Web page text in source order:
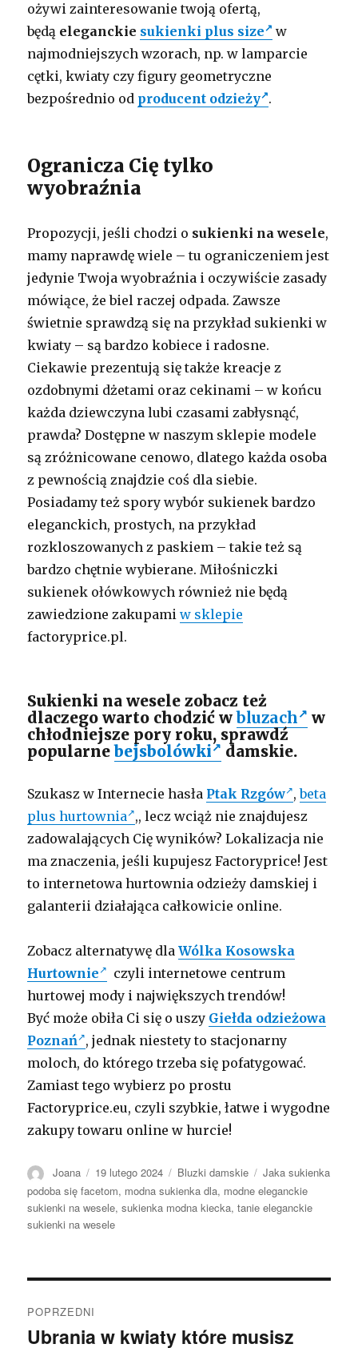
ożywi zainteresowanie twoją ofertą,
będą eleganckie sukienki plus size
w
najmodniejszych wzorach, np. w lamparcie
cętki, kwiaty czy figury geometryczne
bezpośrednio od producent odzieży .
Ogranicza Cię tylko
wyobraźnia
Propozycji, jeśli chodzi o sukienki na wesele,
mamy naprawdę wiele – tu ograniczeniem jest
jedynie Twoja wyobraźnia i oczywiście zasady
mówiące, że biel raczej odpada. Zawsze
świetnie sprawdzą się na przykład sukienki w
kwiaty – są bardzo kobiece i radosne.
Ciekawie prezentują się także kreacje z
ozdobnymi dżetami oraz cekinami – w końcu
każda dziewczyna lubi czasami zabłysnąć,
prawda? Dostępne w naszym sklepie modele
są zróżnicowane cenowo, dlatego każda osoba
z pewnością znajdzie coś dla siebie.
Posiadamy też spory wybór sukienek bardzo
eleganckich, prostych, na przykład
rozkloszowanych z paskiem – takie też są
bardzo chętnie wybierane. Miłośniczki
sukienek ołówkowych również nie będą
zawiedzione zakupamiw sklepie
factoryprice.pl.
Sukienki na wesele zobacz też
dlaczego warto chodzić wbluzach
w
chłodniejsze pory roku, sprawdź
popularnebejsbolówki damskie.
Szukasz w Internecie hasła Ptak Rzgów ,beta
plus hurtownia ,, lecz wciąż nie znajdujesz
zadowalających Cię wyników? Lokalizacja nie
ma znaczenia, jeśli kupujesz Factoryprice! Jest
to internetowa hurtownia odzieży damskiej i
galanterii działająca całkowicie online.
Zobacz alternatywę dlaWólka Kosowska
Hurtownie
czyli internetowe centrum
hurtowej mody i największych trendów!
Być może obiła Ci się o uszy Giełda odzieżowa
Poznań , jednak niestety to stacjonarny
moloch, do którego trzeba się pofatygować.
Zamiast tego wybierz po prostu
Factoryprice.eu, czyli szybkie, łatwe i wygodne
zakupy towaru online w hurcie!
Autor
Joana Opublikowano
19 lutego 2024 Kategorie
Bluzki damskie Tagi
Jaka sukienka
podoba się facetom, modna sukienka dla, modne eleganckie
sukienki na wesele,sukienka modna kiecka,tanie eleganckie
sukienki na wesele
wpisu
POPRZEDNI
Poprzedni
Ubrania w kwiaty które musisz